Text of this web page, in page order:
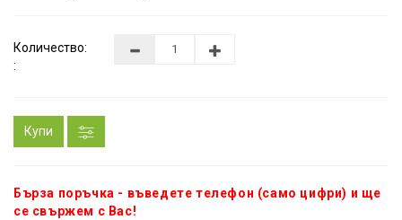
Количество:
:
Купи
Бърза поръчка - въведете телефон (само цифри) и ще
се свържем с Вас!